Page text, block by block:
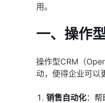
用。
一、操作
操作型CRM（
动，使得企业可以
销售自动化：